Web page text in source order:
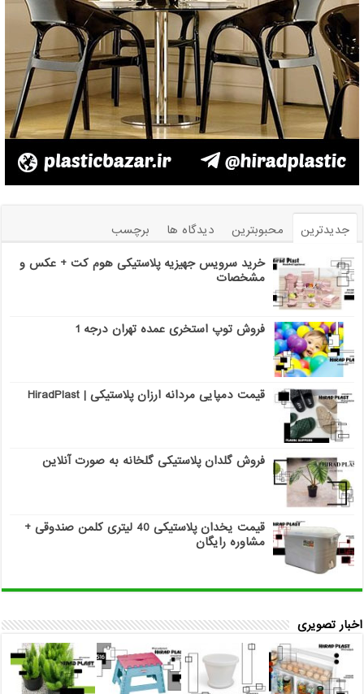
جدیدترین محبوبترین دیدگاه ها
برچسب
خرید سرویس جهیزیه پلاستیکی هوم کت + عکس و
مشخصات
فروش توپ استخری عمده تهران درجه 1
قیمت دمپایی مردانه ارزان پلاستیکی | HiradPlast
فروش گلدان پلاستیکی گلخانه به صورت آنلاین
قیمت یخدان پلاستیکی 40 لیتری کلمن صندوقی +
مشاوره رایگان
اخبار تصویری